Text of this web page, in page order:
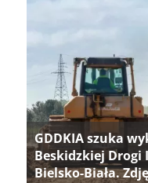
GDDKIA szuka
Beskidzkiej Drogi
Bielsko-Biała.